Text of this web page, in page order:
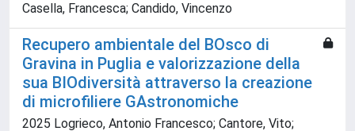
Casella, Francesca; Candido, Vincenzo
Recupero ambientale del BOsco di
Gravina in Puglia e valorizzazione della
sua BIOdiversità attraverso la creazione
di microfiliere GAstronomiche
2025 Logrieco, Antonio Francesco; Cantore, Vito;